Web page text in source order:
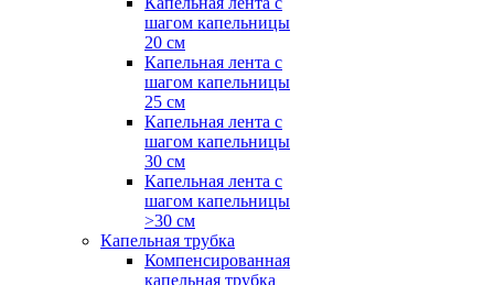
шагом капельницы
20 см
Капельная лента с
шагом капельницы
25 см
Капельная лента с
шагом капельницы
30 см
Капельная лента с
шагом капельницы
>30 см
Капельная трубка
Компенсированная
капельная трубка